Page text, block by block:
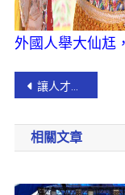
外國人舉大仙尪
讓人才留在宜蘭 佛大舉辦徵才博覽會
相關文章